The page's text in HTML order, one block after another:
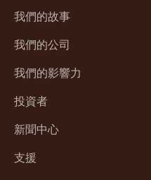
我們的故事
我們的公司
我們的影響力
投資者
新聞中心
支援